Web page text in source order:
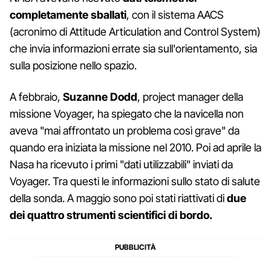
completamente sballati, con il sistema AACS
(acronimo di Attitude Articulation and Control System)
che invia informazioni errate sia sull'orientamento, sia
sulla posizione nello spazio.
A febbraio, Suzanne Dodd, project manager della
missione Voyager, ha spiegato che la navicella non
aveva "mai affrontato un problema così grave" da
quando era iniziata la missione nel 2010. Poi ad aprile la
Nasa ha ricevuto i primi "dati utilizzabili" inviati da
Voyager. Tra questi le informazioni sullo stato di salute
della sonda. A maggio sono poi stati riattivati didue
dei quattro strumenti scientifici di bordo.